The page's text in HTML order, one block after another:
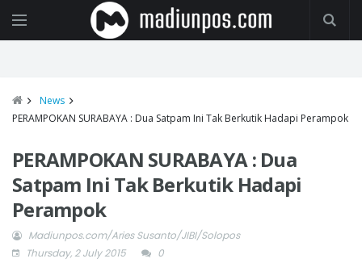
News
PERAMPOKAN SURABAYA : Dua Satpam Ini Tak Berkutik Hadapi Perampok
PERAMPOKAN SURABAYA : Dua
Satpam Ini Tak Berkutik Hadapi
Perampok
Madiunpos.com/Aries Susanto/JIBI/Solopos
Thursday, 2 July 2015
0